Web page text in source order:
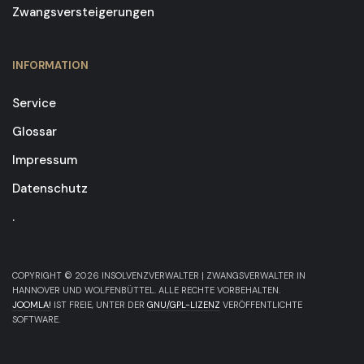
Zwangsversteigerungen
INFORMATION
Service
Glossar
Impressum
Datenschutz
.
COPYRIGHT © 2026 INSOLVENZVERWALTER | ZWANGSVERWALTER IN
HANNOVER UND WOLFENBÜTTEL. ALLE RECHTE VORBEHALTEN.
JOOMLA! IST FREIE, UNTER DER GNU/GPL-LIZENZ VERÖFFENTLICHTE
SOFTWARE.